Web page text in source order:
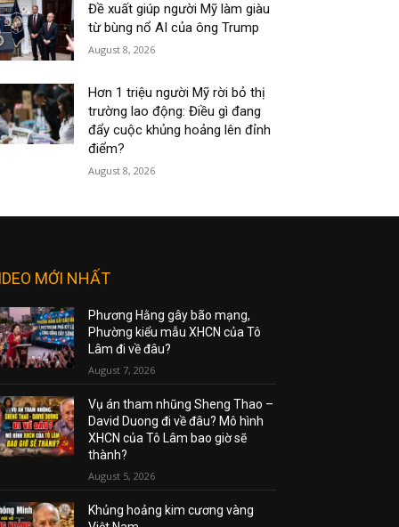
Đề xuất giúp người Mỹ làm giàu
từ bùng nổ AI của ông Trump
August 8, 2026
Hơn 1 triệu người Mỹ rời bỏ thị
trường lao động: Điều gì đang
đẩy cuộc khủng hoảng lên đỉnh
điểm?
August 8, 2026
MỚI NHẤT
Phương Hằng gây bão mạng,
Phường kiểu mẫu XHCN của Tô
Lâm đi về đâu?
August 7, 2026
Vụ án tham nhũng Sheng Thao –
David Duong đi về đâu? Mô hình
XHCN của Tô Lâm bao giờ sẽ
thành?
August 5, 2026
Khủng hoảng kim cương vàng